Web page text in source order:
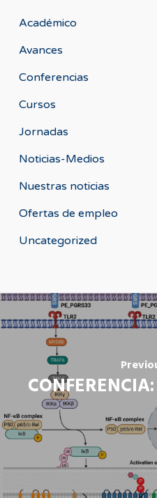
Académico
Avances
Conferencias
Cursos
Jornadas
Noticias-Medios
Nuestras noticias
Ofertas de empleo
Uncategorized